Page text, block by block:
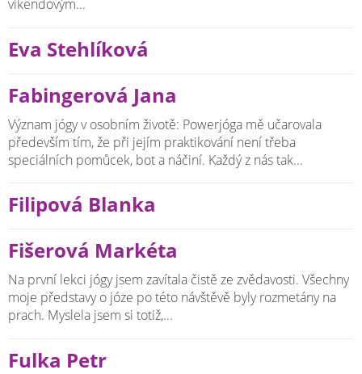
víkendovým...
Eva Stehlíková
Fabingerová Jana
Význam jógy v osobním životě: Powerjóga mě učarovala
především tím, že při jejím praktikování není třeba
speciálních pomůcek, bot a náčiní. Každý z nás tak...
Filipová Blanka
Fišerová Markéta
Na první lekci jógy jsem zavítala čistě ze zvědavosti. Všechny
moje představy o józe po této návštěvě byly rozmetány na
prach. Myslela jsem si totiž,...
Fulka Petr